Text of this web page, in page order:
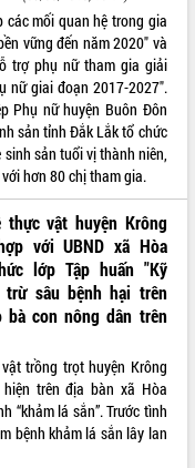
các mối quan hệ trong gia
vững đến năm 2020" và
trợ phụ nữ tham gia giải
nữ giai đoạn 2017-2027".
Phụ nữ huyện Buôn Đôn
sản tỉnh Đắk Lắk tổ chức
sản tuổi vị thành niên,
hơn 80 chị tham gia.
thực vật huyện Krông
với UBND xã Hòa
lớp Tập huấn "Kỹ
trừ sâu bệnh hại trên
bà con nông dân trên
trồng trọt huyện Krông
trên địa bàn xã Hòa
“khảm lá sắn”. Trước tình
bệnh khảm lá sắn lây lan